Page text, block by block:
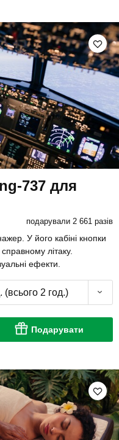
737 для
подарували 2 661 разів
У його кабіні кнопки
літаку.
ефекти.
(всього 2 год.)
Подарувати